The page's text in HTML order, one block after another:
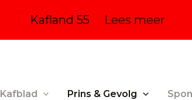
Kafland 55 Lees meer
Kafblad Prins & Gevolg